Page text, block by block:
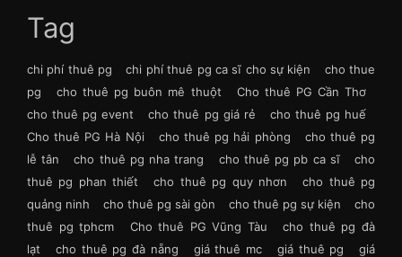
Tag
chi phí thuê pg chi phí thuê pg ca sĩ cho sự kiện
cho thue
pg
cho thuê pg buôn mê thuột
Cho thuê PG Cần Thơ
cho thuê pg event
cho thuê pg giá rẻ
cho thuê pg huế
Cho thuê PG Hà Nội
cho thuê pg hải phòng
cho thuê pg
lễ tân
cho thuê pg nha trang cho thuê pg pb ca sĩ
cho
thuê pg phan thiết
cho thuê pg quy nhơn
cho thuê pg
quảng ninh
cho thuê pg sài gòn cho thuê pg sự kiện
cho
thuê pg tphcm
Cho thuê PG Vũng Tàu
cho thuê pg đà
lạt
cho thuê pg đà nẵng giá thuê mc giá thuê pg
giá